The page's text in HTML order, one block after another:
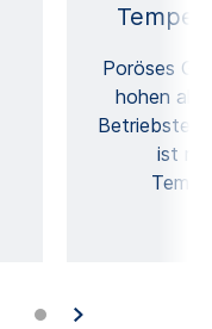
Poröses
hohen als
ist